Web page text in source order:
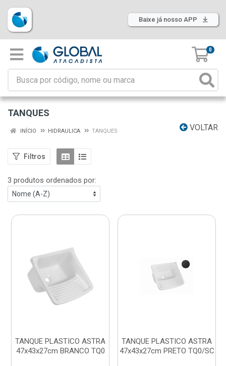
Baixe já nosso APP
0
TANQUES
VOLTAR
INÍCIO HIDRAULICA TANQUES
Filtros
3 produtos ordenados por:
TANQUE PLASTICO ASTRA
47x43x27cm BRANCO TQ0
TANQUE PLASTICO ASTRA
47x43x27cm PRETO TQ0/SC